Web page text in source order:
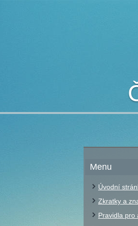
Menu
Úvodní
Zkratky a
Pravidla pro